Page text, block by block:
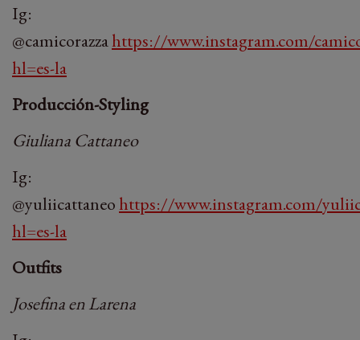
Ig:
@camicorazzahttps://www.instagram.com/
hl=es-la
Producción-Styling
Giuliana Cattaneo
Ig:
@yuliicattaneo https://www.instagram.com/
hl=es-la
Outfits
Josefina en Larena